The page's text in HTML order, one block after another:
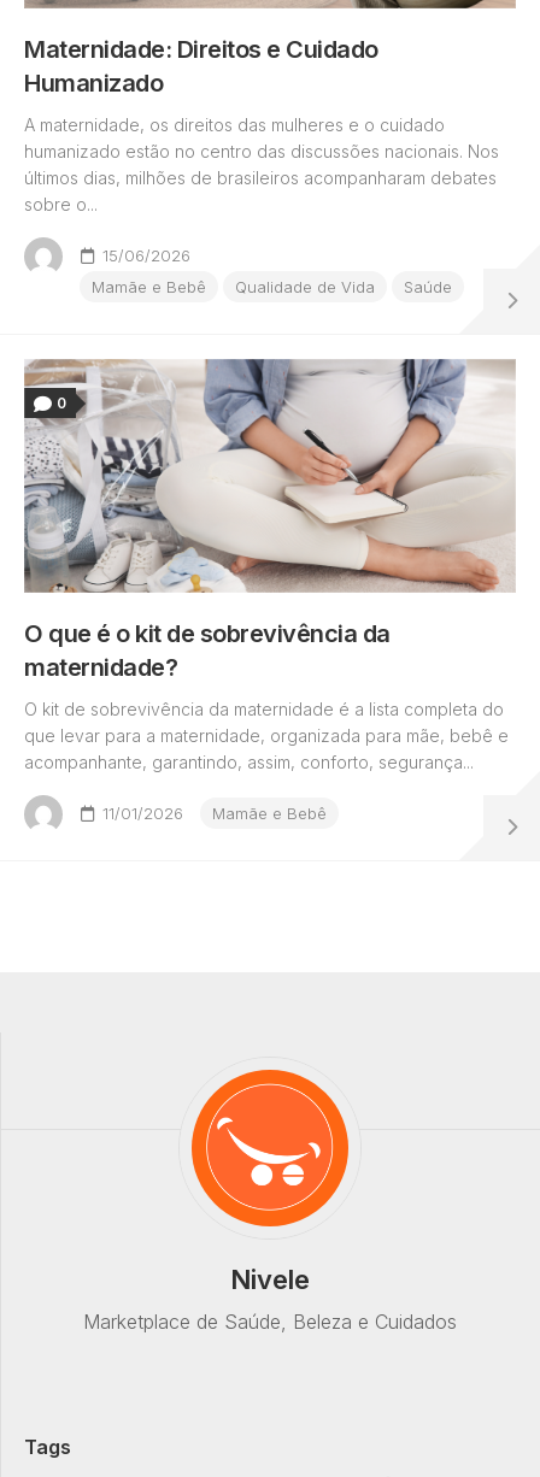
Maternidade: Direitos e Cuidado
Humanizado
A maternidade, os direitos das mulheres e o cuidado
humanizado estão no centro das discussões nacionais. Nos
últimos dias, milhões de brasileiros acompanharam debates
sobre o...
15/06/2026
Mamãe e Bebê
Qualidade de Vida Saúde
0
O que é o kit de sobrevivência da
maternidade?
O kit de sobrevivência da maternidade é a lista completa do
que levar para a maternidade, organizada para mãe, bebê e
acompanhante, garantindo, assim, conforto, segurança...
11/01/2026 Mamãe e Bebê
Nivele
Marketplace de Saúde, Beleza e Cuidados
Tags